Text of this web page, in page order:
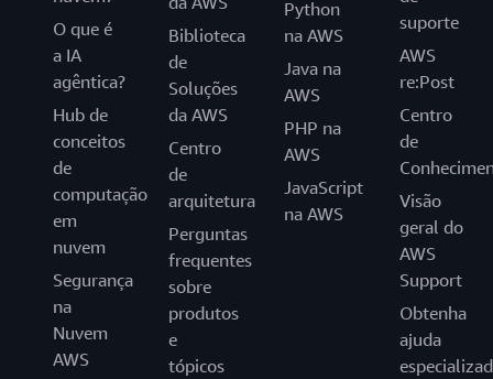
O que é
a IA
agêntica?
Hub de
conceitos
de
computação
em
nuvem
Segurança
na
Nuvem
AWS
Biblioteca
de
Soluções
da AWS
Centro
de
arquitetura
Perguntas
frequentes
sobre
produtos
e
tópicos
Python
na AWS
Java na
AWS
PHP na
AWS
JavaScript
na AWS
suporte
AWS
re:Post
Centro
de
Visão
geral do
AWS
Support
Obtenha
ajuda